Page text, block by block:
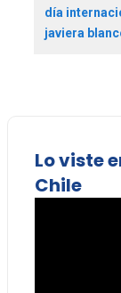
día
javiera
Lo viste
Chile